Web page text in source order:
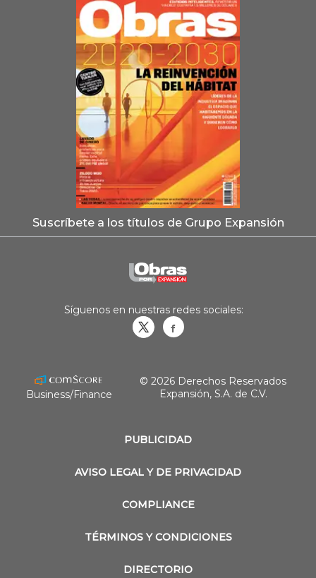
Suscríbete a los títulos de Grupo Expansión
PUBLICIDAD
AVISO LEGAL Y DE PRIVACIDAD
COMPLIANCE
TÉRMINOS Y CONDICIONES
DIRECTORIO
Síguenos en nuestras redes sociales:
Business/Finance
© 2026 Derechos Reservados
Expansión, S.A. de C.V.